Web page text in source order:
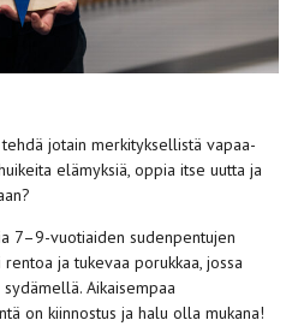
jotain merkityksellistä vapaa-
elämyksiä, oppia itse uutta ja
7–9-vuotiaiden sudenpentujen
ja tukevaa porukkaa, jossa
Aikaisempaa
on kiinnostus ja halu olla mukana!